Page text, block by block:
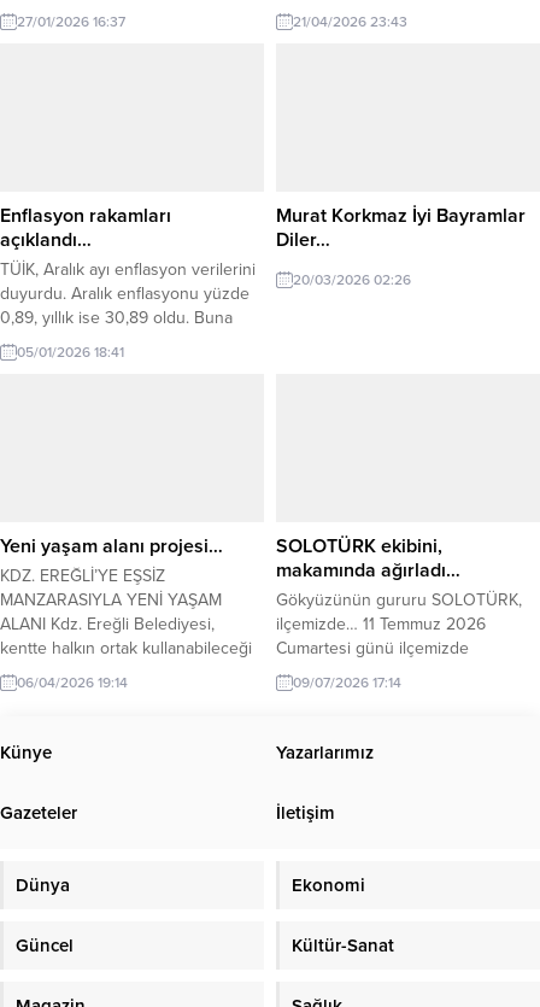
etti. Samimi bir atmosferde
gerçekleşen ziyarette; ilçemizin ve
Başkanı Muharrem Terzi’nin yanı
sıra Belediye Meclis Üyeleri, İl
Genel...
27/01/2026 16:37
köyünde defnedilecek. Merhumeye
Allah’tan rahmet kederli ailesi ve
21/04/2026 23:43
Enflasyon rakamları
açıklandı…
TÜİK, Aralık ayı enflasyon verilerini
duyurdu. Aralık enflasyonu yüzde
0,89, yıllık ise 30,89 oldu. Buna
göre, memur ve memur emeklisi
için 6 aylık enflasyon farkı yüzde
05/01/2026 18:41
Murat Korkmaz İyi Bayramlar
Diler…
20/03/2026 02:26
Yeni yaşam alanı projesi…
KDZ. EREĞLİ’YE EŞSİZ
MANZARASIYLA YENİ YAŞAM
ALANI Kdz. Ereğli Belediyesi,
kentte halkın ortak kullanabileceği
yeni yaşam alanlarının sayısını
artırıyor. Belediye Başkanı Halil
manzara eşliğinde piknik ve mesire
incelemelerde bulundu,
talimat...
06/04/2026 19:14
SOLOTÜRK ekibini,
makamında ağırladı…
Gökyüzünün gururu SOLOTÜRK,
ilçemizde… 11 Temmuz 2026
Cumartesi günü ilçemizde
gerçekleştirecekleri gösteri uçuşu
öncesinde SOLOTÜRK ekibi, Kdz.
makamında ziyaret etti. Ziyarete;
Alper Şen ve Hv.Hrk.Asb.Üçvş.
Kaymakam Yılmaz, 11 Temmuz
09/07/2026 17:14
Künye Yazarlarımız
Gazeteler İletişim
Dünya Ekonomi
Güncel Kültür-Sanat